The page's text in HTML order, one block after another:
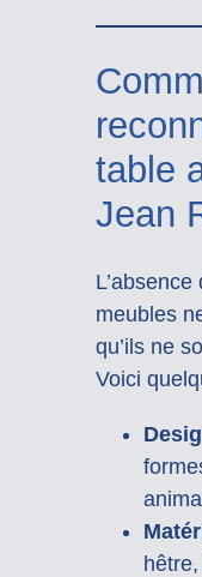
table
Jean
meubles
qu’ils ne
Voici